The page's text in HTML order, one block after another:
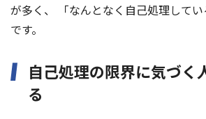
が多く、 「なんとなく自己処理して
です。
自己処理の限界に気づく
る